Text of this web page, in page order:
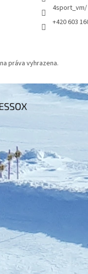
4sport_vm/
+420 603
práva vyhrazena.